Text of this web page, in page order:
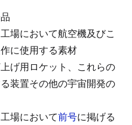
場において航空機及びこ
に使用する素材
げ用ロケット、これらの
装置その他の宇宙開発の
場において前号に掲げる